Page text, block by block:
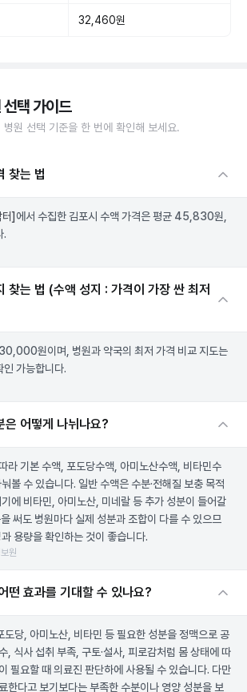
32,460원
택 가이드
원 선택 기준을 한 번에 확인해 보세요.
찾는 법
] 에서 수집한 김포시 수액 가격은 평균 45,830원,
.
찾는 법 (수액 성지 : 가격이 가장 싼 최저
원이며, 병원과 약국의 최저 가격 비교 지도는
인 가능합니다.
은 어떻게 나뉘나요?
라 기본 수액, 포도당수액, 아미노산수액, 비타민수
볼 수 있습니다. 일반 수액은 수분·전해질 보충 목적
에 비타민, 아미노산, 미네랄 등 추가 성분이 들어갈
써도 병원마다 실제 성분과 조합이 다를 수 있으므
용량을 확인하는 것이 좋습니다.
원
떤 효과를 기대할 수 있나요?
도당, 아미노산, 비타민 등 필요한 성분을 정맥으로 공
, 식사 섭취 부족, 구토·설사, 피로감처럼 몸 상태에 따
필요할 때 의료진 판단하에 사용될 수 있습니다. 다만
한다고 보기보다는 부족한 수분이나 영양 성분을 보